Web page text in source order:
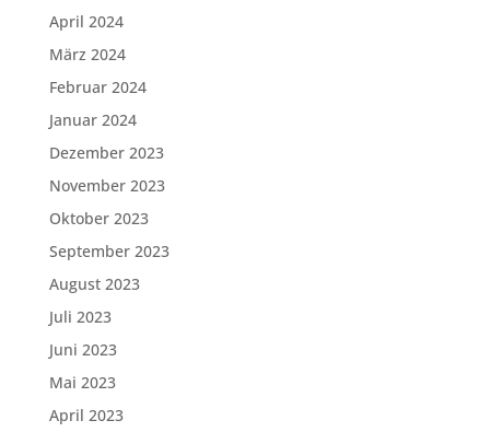
April 2024
März 2024
Februar 2024
Januar 2024
Dezember 2023
November 2023
Oktober 2023
September 2023
August 2023
Juli 2023
Juni 2023
Mai 2023
April 2023